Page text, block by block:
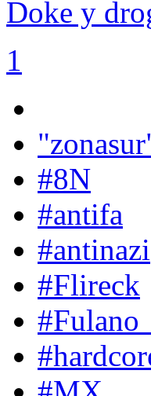
Doke y
1
#8N
#antifa
#antinazi
#Flireck